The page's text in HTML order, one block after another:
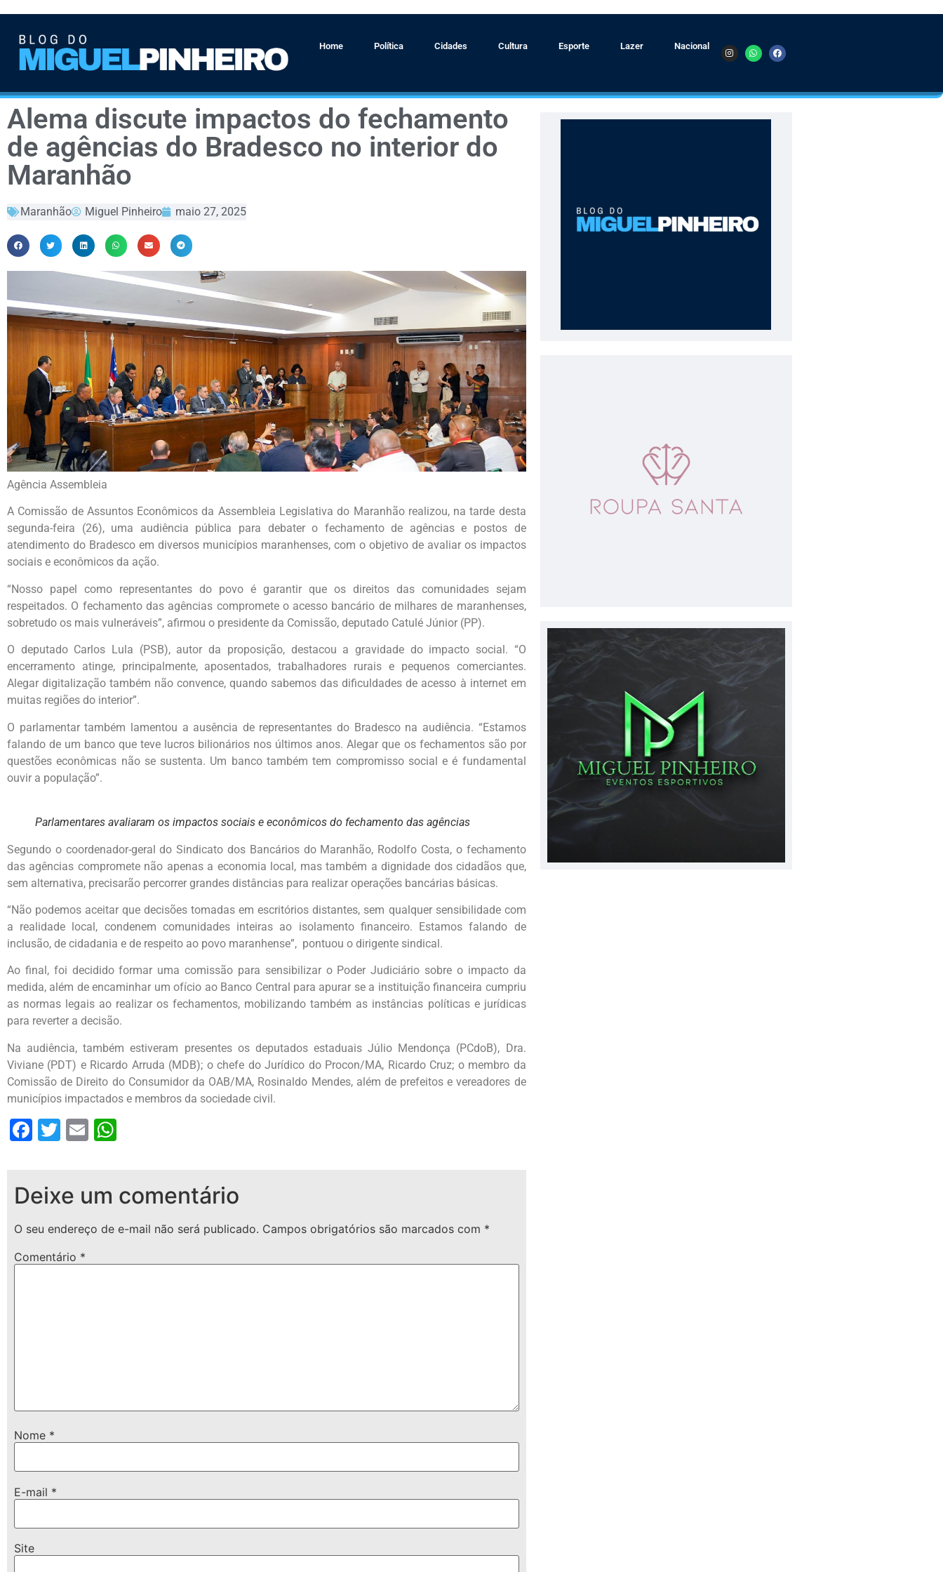
Home Política Cidades Cultura Esporte Lazer Nacional
Alema discute impactos do fechamento
de agências do Bradesco no interior do
Maranhão
Maranhão Miguel Pinheiro maio 27, 2025
Agência Assembleia
A Comissão de Assuntos Econômicos da Assembleia Legislativa do Maranhão realizou, na tarde desta
segunda-feira (26), uma audiência pública para debater o fechamento de agências e postos de
atendimento do Bradesco em diversos municípios maranhenses, com o objetivo de avaliar os impactos
sociais e econômicos da ação.
“Nosso papel como representantes do povo é garantir que os direitos das comunidades sejam
respeitados. O fechamento das agências compromete o acesso bancário de milhares de maranhenses,
sobretudo os mais vulneráveis”, afirmou o presidente da Comissão, deputado Catulé Júnior (PP).
O deputado Carlos Lula (PSB), autor da proposição, destacou a gravidade do impacto social. “O
encerramento atinge, principalmente, aposentados, trabalhadores rurais e pequenos comerciantes.
Alegar digitalização também não convence, quando sabemos das dificuldades de acesso à internet em
muitas regiões do interior”.
O parlamentar também lamentou a ausência de representantes do Bradesco na audiência. “Estamos
falando de um banco que teve lucros bilionários nos últimos anos. Alegar que os fechamentos são por
questões econômicas não se sustenta. Um banco também tem compromisso social e é fundamental
ouvir a população”.
Parlamentares avaliaram os impactos sociais e econômicos do fechamento das agências
Segundo o coordenador-geral do Sindicato dos Bancários do Maranhão, Rodolfo Costa, o fechamento
das agências compromete não apenas a economia local, mas também a dignidade dos cidadãos que,
sem alternativa, precisarão percorrer grandes distâncias para realizar operações bancárias básicas.
“Não podemos aceitar que decisões tomadas em escritórios distantes, sem qualquer sensibilidade com
a realidade local, condenem comunidades inteiras ao isolamento financeiro. Estamos falando de
inclusão, de cidadania e de respeito ao povo maranhense”, pontuou o dirigente sindical.
Ao final, foi decidido formar uma comissão para sensibilizar o Poder Judiciário sobre o impacto da
medida, além de encaminhar um ofício ao Banco Central para apurar se a instituição financeira cumpriu
as normas legais ao realizar os fechamentos, mobilizando também as instâncias políticas e jurídicas
para reverter a decisão.
Na audiência, também estiveram presentes os deputados estaduais Júlio Mendonça (PCdoB), Dra.
Viviane (PDT) e Ricardo Arruda (MDB); o chefe do Jurídico do Procon/MA, Ricardo Cruz; o membro da
Comissão de Direito do Consumidor da OAB/MA, Rosinaldo Mendes, além de prefeitos e vereadores de
municípios impactados e membros da sociedade civil.
Facebook
Twitter
Email
Deixe um comentário
O seu endereço de e-mail não será publicado. Campos obrigatórios são marcados com *
Comentário *
Nome *
E-mail *
Site